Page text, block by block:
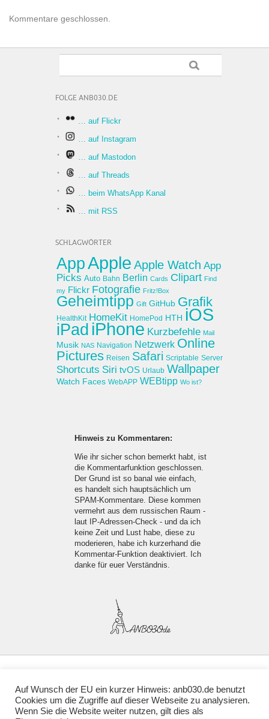
Kommentare geschlossen.
FOLGE ANB030.DE
… auf Flickr
… auf Instagram
… auf Mastodon
… auf Threads
… beim WhatsApp Kanal
… mit RSS
SCHLAGWÖRTER
AppApple Apple Watch App
Picks Auto Bahn Berlin Cards Clipart Find
my Flickr Fotografie Fritz!Box
Geheimtipp Gift GitHub Grafik
HealthKit HomeKit HomePod HTH iOS
iPad iPhone Kurzbefehle Mail
Musik NAS Navigation Netzwerk Online
Pictures Reisen Safari Scriptable Server
Shortcuts Siri tvOS Urlaub Wallpaper
Watch Faces WebAPP WEBtipp Wo ist?
Hinweis zu Kommentaren:
Wie ihr sicher schon bemerkt habt, ist
die Kommentarfunktion geschlossen.
Der Grund ist so banal wie einfach,
es handelt sich hauptsächlich um
SPAM-Kommentare. Diese kommen
vermehrt aus dem russischen Raum -
laut IP-Adressen-Check - und da ich
keine Zeit und Lust habe, diese zu
moderieren, habe ich kurzerhand die
Kommentar-Funktion deaktiviert. Ich
danke für euer Verständnis.
♥ • Über mich
Auf Wunsch der EU ein kurzer Hinweis: anb030.de benutzt
Cookies um die Zugriffe auf dieser Webseite zu analysieren.
Wenn Sie die Website weiter nutzen, gilt dies als